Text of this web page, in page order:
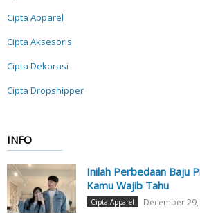
Cipta Apparel
Cipta Aksesoris
Cipta Dekorasi
Cipta Dropshipper
INFO
Inilah Perbedaan Baju
Kamu Wajib Tahu
Cipta Apparel December